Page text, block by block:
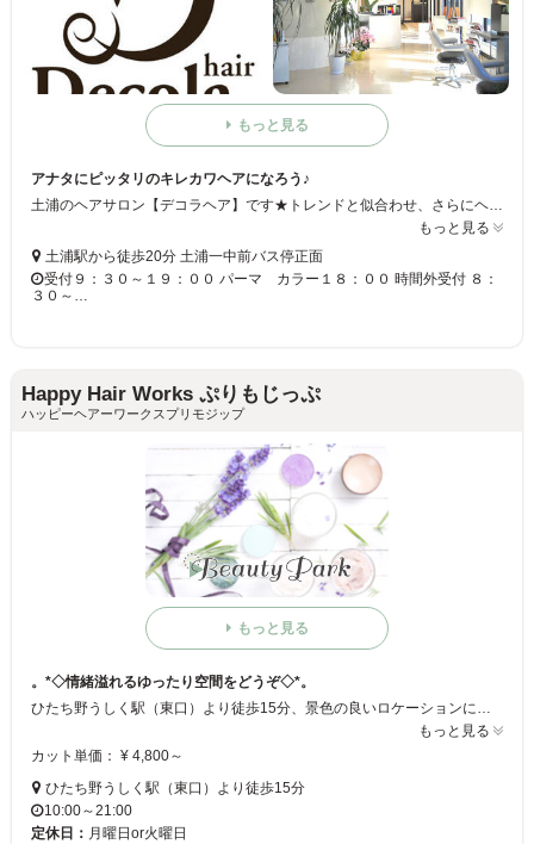
もっと見る
アナタにピッタリのキレカワヘアになろう♪
土浦のヘアサロン【デコラヘア】です★トレンドと似合わせ、さらにヘアケアにこだわっています！！アナタだけのキレカワヘアにチェンジしちゃいましょう◎キッズスペースもあるので、ママも安心してお越しください☆
もっと見る
土浦駅から徒歩20分 土浦一中前バス停正面
受付９：３０～１９：００ パーマ カラー１８：００ 時間外受付 ８：
３０～…
Happy Hair Works ぷりもじっぷ
ハッピーヘアーワークスプリモジップ
もっと見る
。*◇情緒溢れるゆったり空間をどうぞ◇*。
ひたち野うしく駅（東口）より徒歩15分、景色の良いロケーションにある落ち着いたサロン☆ 木目の広々したスペースにモダンな和のテイストが心地良い♪ カットはモチロン！髪のきれいさをとことん追求したサロンは、傷みに悩んでいる人の救世主!! ヘアダメージにお困りの方は是非！
もっと見る
カット単価： ¥ 4,800～
ひたち野うしく駅（東口）より徒歩15分
10:00～21:00
定休日： 月曜日or火曜日